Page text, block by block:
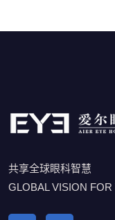
共享全球眼科智慧
GLOBAL VISION